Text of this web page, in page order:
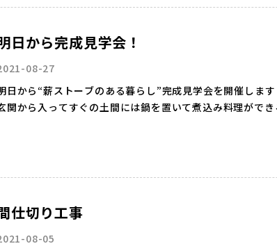
日から完成見学会！
08-27
日から“薪ストーブのある暮らし”完成見学会を開催しま
関から入ってすぐの土間には鍋を置いて煮込み料理がで
仕切り工事
08-05